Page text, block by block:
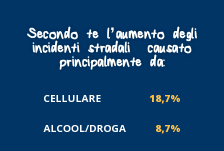
Secondo te l’aumento degli
incidenti stradali è causato
principalmente da:
CELLULARE 18,7%
ALCOOL/DROGA 8,7%